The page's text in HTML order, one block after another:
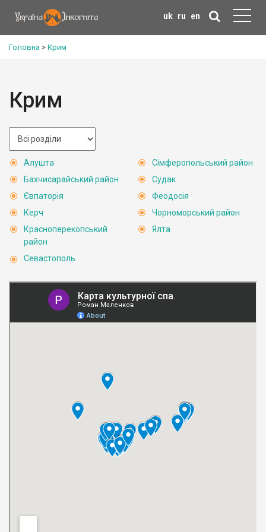
uk ru en
Головна > Крим
Крим
Алушта
Бахчисарайський район
Євпаторія
Керч
Красноперекопський
район
Севастополь
Сімферопольський район
Судак
Феодосія
Чорноморський район
Ялта